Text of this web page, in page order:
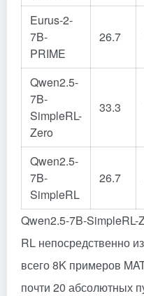
Eurus-2-
7B-
PRIME
26.7
Qwen2.5-
7B-
SimpleRL-
Zero
33.3
Qwen2.5-
7B-
SimpleRL
26.7
Qwen2.5-7B-SimpleRL-
RL непосредственно
всего 8K примеров
почти 20 абсолютных